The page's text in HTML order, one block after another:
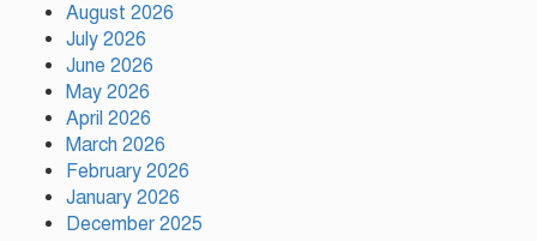
August 2026
July 2026
June 2026
May 2026
April 2026
March 2026
February 2026
January 2026
December 2025